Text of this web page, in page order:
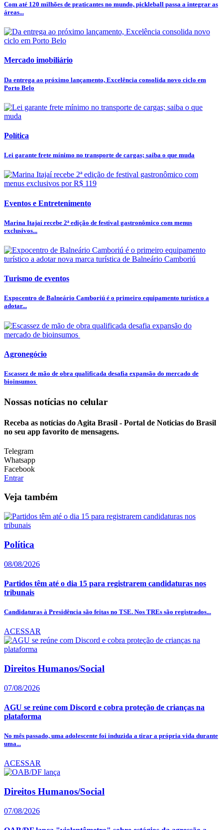
Com até 120 milhões de praticantes no mundo, pickleball passa a integrar as
áreas...
Mercado imobiliário
Da entrega ao próximo lançamento, Excelência consolida novo ciclo em
Porto Belo
Política
Lei garante frete mínimo no transporte de cargas; saiba o que muda
Eventos e Entretenimento
Marina Itajaí recebe 2ª edição de festival gastronômico com menus
exclusivos...
Turismo de eventos
Expocentro de Balneário Camboriú é o primeiro equipamento turístico a
adotar...
Agronegócio
Escassez de mão de obra qualificada desafia expansão do mercado de
bioinsumos
Nossas notícias no celular
Receba as notícias do Agita Brasil - Portal de Noticias do Brasil
no seu app favorito de mensagens.
Telegram
Whatsapp
Facebook
Entrar
Veja também
Política
08/08/2026
Partidos têm até o dia 15 para registrarem candidaturas nos
tribunais
Candidaturas à Presidência são feitas no TSE. Nos TREs são registrados...
ACESSAR
Direitos Humanos/Social
07/08/2026
AGU se reúne com Discord e cobra proteção de crianças na
plataforma
No mês passado, uma adolescente foi induzida a tirar a própria vida durante
uma...
ACESSAR
Direitos Humanos/Social
07/08/2026